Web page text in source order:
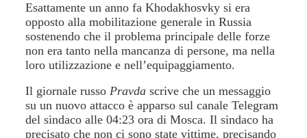
Esattamente un anno fa Khodakhosvky si era
opposto alla mobilitazione generale in Russia
sostenendo che il problema principale delle forze
non era tanto nella mancanza di persone, ma nella
loro utilizzazione e nell’equipaggiamento.
Il giornale russo Pravda scrive che un messaggio
su un nuovo attacco è apparso sul canale Telegram
del sindaco alle 04:23 ora di Mosca. Il sindaco ha
precisato che non ci sono state vittime, precisando